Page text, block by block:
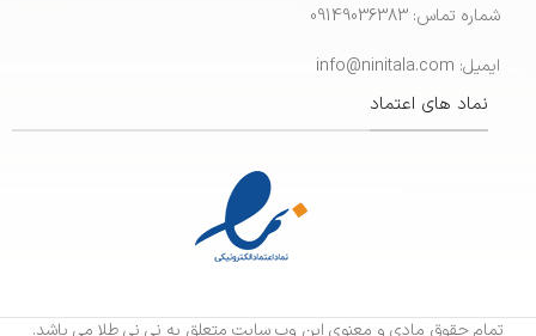
شماره تماس: 09149036383
ایمیل: info@ninitala.com
نماد های اعتماد
تمام حقوق مادی و معنوی این وب سایت متعلق به نی نی طلا می باشد.